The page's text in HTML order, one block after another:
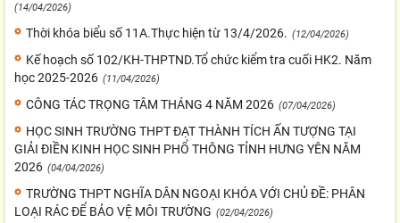
(14/04/2026)
Thời khóa biểu số 11A.Thực hiện từ 13/4/2026. (12/04/2026)
Kế hoạch số 102/KH-THPTND.Tổ chức kiểm tra cuối HK2. Năm
học 2025-2026 (11/04/2026)
CÔNG TÁC TRỌNG TÂM THÁNG 4 NĂM 2026 (07/04/2026)
HỌC SINH TRƯỜNG THPT ĐẠT THÀNH TÍCH ẤN TƯỢNG TẠI
GIẢI ĐIỀN KINH HỌC SINH PHỔ THÔNG TỈNH HƯNG YÊN NĂM
2026 (04/04/2026)
TRƯỜNG THPT NGHĨA DÂN NGOẠI KHÓA VỚI CHỦ ĐỀ: PHÂN
LOẠI RÁC ĐỂ BẢO VỆ MÔI TRƯỜNG (02/04/2026)